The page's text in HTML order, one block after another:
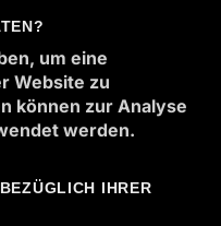
um eine
Website zu
können zur Analyse
werden.
IHRER